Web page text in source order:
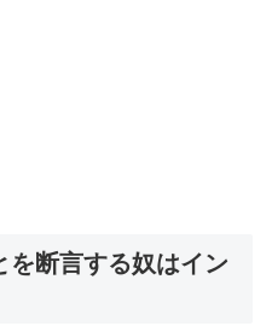
を断言する奴はイン